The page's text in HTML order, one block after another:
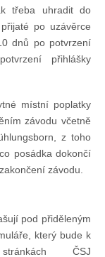
třeba uhradit do
po uzávěrce
dnů po potvrzení
přihlášky
místní poplatky
závodu včetně
z toho
posádka dokončí
závodu.
pod přiděleným
který bude k
ČSJ